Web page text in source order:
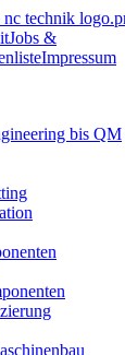
Jobs &
Impressum
bis QM